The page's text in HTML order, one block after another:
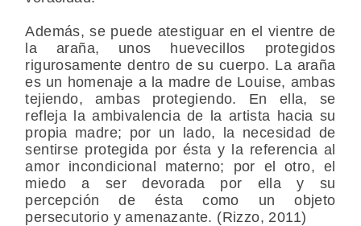
Además, se puede atestiguar en el vientre de
la araña, unos huevecillos protegidos
rigurosamente dentro de su cuerpo. La araña
es un homenaje a la madre de Louise, ambas
tejiendo, ambas protegiendo. En ella, se
refleja la ambivalencia de la artista hacia su
propia madre; por un lado, la necesidad de
sentirse protegida por ésta y la referencia al
amor incondicional materno; por el otro, el
miedo a ser devorada por ella y su
percepción de ésta como un objeto
persecutorio y amenazante. (Rizzo, 2011)